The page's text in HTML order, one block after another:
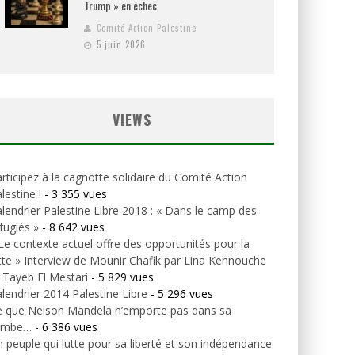
Trump » en échec
Comité Action Palestine
5 juin 2026
VIEWS
à la cagnotte solidaire du Comité Action
! - 3 355 vues
Palestine Libre 2018 : « Dans le camp des
» - 8 642 vues
contexte actuel offre des opportunités pour la
» Interview de Mounir Chafik par Lina Kennouche
El Mestari - 5 829 vues
2014 Palestine Libre - 5 296 vues
que Nelson Mandela n’emporte pas dans sa
- 6 386 vues
peuple qui lutte pour sa liberté et son indépendance